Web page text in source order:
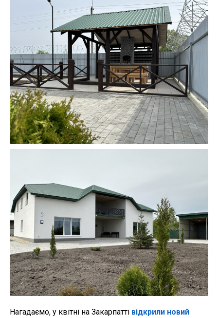
Нагадаємо, у квітні на Закарпатті відкрили новий